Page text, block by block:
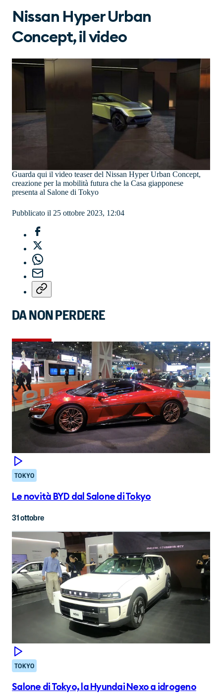
Nissan Hyper Urban
Concept, il video
Guarda qui il video teaser del Nissan Hyper Urban Concept,
creazione per la mobilità futura che la Casa giapponese
presenta al Salone di Tokyo
Pubblicato il 25 ottobre 2023, 12:04
DA NON PERDERE
TOKYO
Le novità BYD dal Salone di Tokyo
31 ottobre
TOKYO
Salone di Tokyo, la Hyundai Nexo a idrogeno